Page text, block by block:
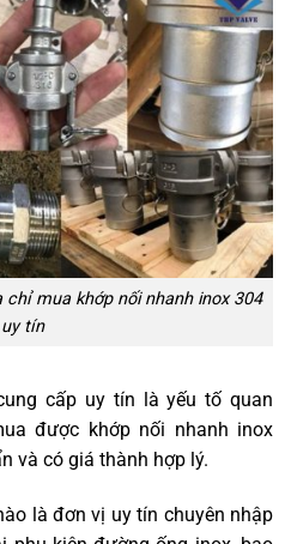
mua khớp nối nhanh inox 304
uy tín
cấp uy tín là yếu tố quan
được khớp nối nhanh inox
và có giá thành hợp lý.
là đơn vị uy tín chuyên nhập